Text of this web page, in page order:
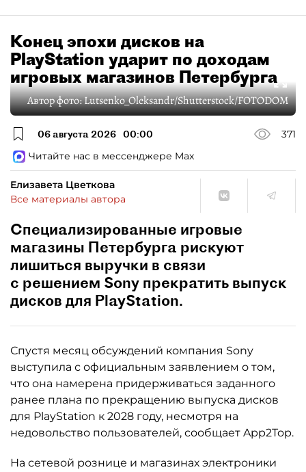
Конец эпохи дисков на
PlayStation ударит по доходам
игровых магазинов Петербурга
Автор фото:Lutsenko_Oleksandr/Shutterstock/FOTODOM
06 августа 2026 00:00
371
Читайте нас в мессенджере Max
Елизавета Цветкова
Все материалы автора
Специализированные игровые
магазины Петербурга рискуют
лишиться выручки в связи
с решением Sony прекратить выпуск
дисков для PlayStation.
Спустя месяц обсуждений компания Sony
выступила с официальным заявлением о том,
что она намерена придерживаться заданного
ранее плана по прекращению выпуска дисков
для PlayStation к 2028 году, несмотря на
недовольство пользователей, сообщает App2Top.
На сетевой рознице и магазинах электроники